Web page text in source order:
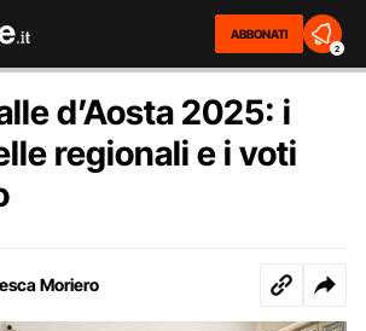
ABBONATI
2
d’Aosta 2025: i
regionali e i voti
Moriero